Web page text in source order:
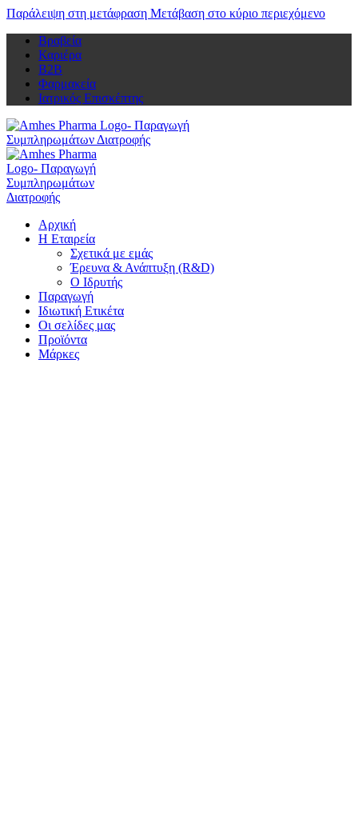
Παράλειψη στη μετάφραση Μετάβαση στο κύριο περιεχόμενο
Βραβεία
Καριέρα
Β2Β
Φαρμακεία
Ιατρικός Επισκέπτης
Αρχική
Η Εταιρεία
Σχετικά με εμάς
Έρευνα & Ανάπτυξη (R&D)
Ο Ιδρυτής
Παραγωγή
Ιδιωτική Ετικέτα
Οι σελίδες μας
Προϊόντα
Μάρκες